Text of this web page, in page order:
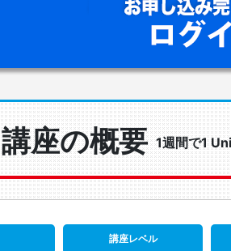
講座の概要 1週間で1
講座レベル